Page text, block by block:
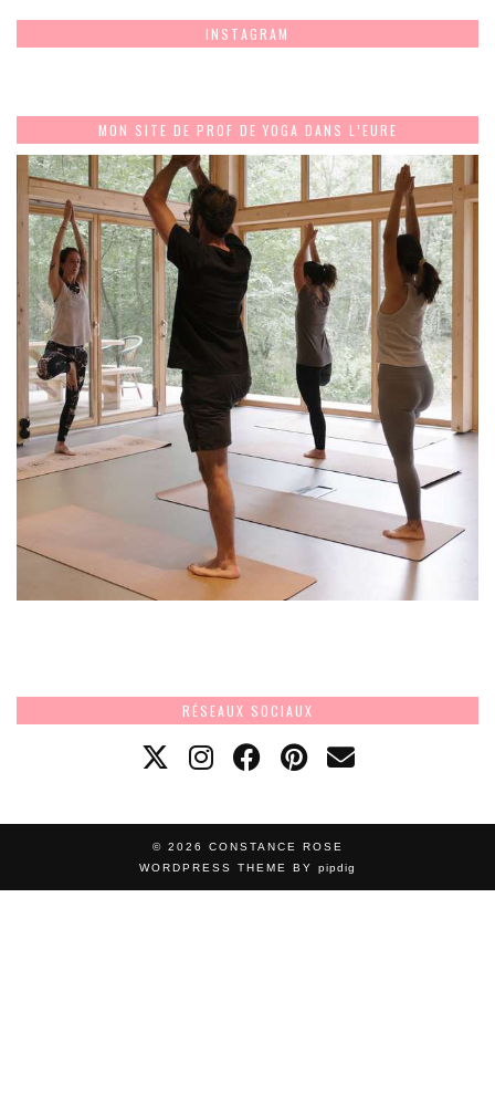
INSTAGRAM
MON SITE DE PROF DE YOGA DANS L’EURE
RÉSEAUX SOCIAUX
© 2026 CONSTANCE ROSE
WORDPRESS THEME BY pipdig